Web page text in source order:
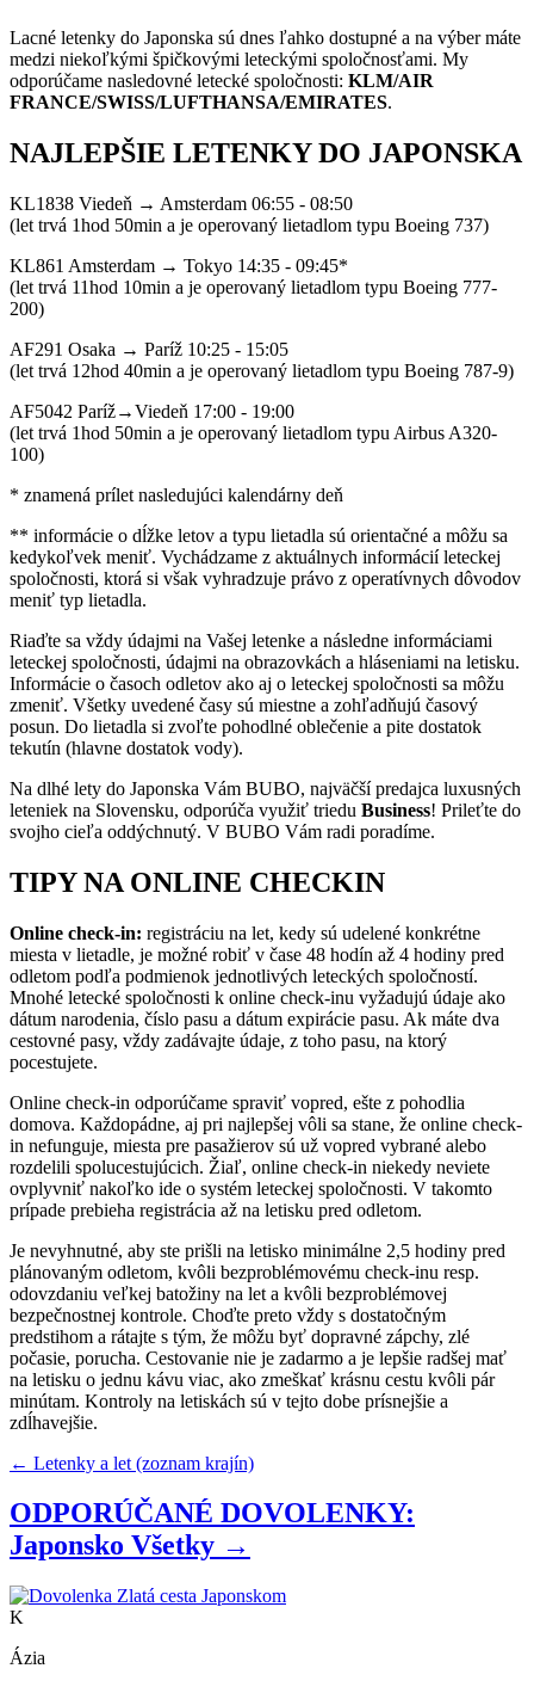
Lacné letenky do Japonska sú dnes ľahko dostupné a na výber máte
medzi niekoľkými špičkovými leteckými spoločnosťami. My
odporúčame nasledovné letecké spoločnosti: KLM/AIR
FRANCE/SWISS/LUFTHANSA/EMIRATES.
NAJLEPŠIE LETENKY DO JAPONSKA
KL1838 Viedeň → Amsterdam 06:55 - 08:50
(let trvá 1hod 50min a je operovaný lietadlom typu Boeing 737)
KL861 Amsterdam → Tokyo 14:35 - 09:45*
(let trvá 11hod 10min a je operovaný lietadlom typu Boeing 777-
200)
AF291 Osaka → Paríž 10:25 - 15:05
(let trvá 12hod 40min a je operovaný lietadlom typu Boeing 787-9)
AF5042 Paríž→Viedeň 17:00 - 19:00
(let trvá 1hod 50min a je operovaný lietadlom typu Airbus A320-
100)
* znamená prílet nasledujúci kalendárny deň
** informácie o dĺžke letov a typu lietadla sú orientačné a môžu sa
kedykoľvek meniť. Vychádzame z aktuálnych informácií leteckej
spoločnosti, ktorá si však vyhradzuje právo z operatívnych dôvodov
meniť typ lietadla.
Riaďte sa vždy údajmi na Vašej letenke a následne informáciami
leteckej spoločnosti, údajmi na obrazovkách a hláseniami na letisku.
Informácie o časoch odletov ako aj o leteckej spoločnosti sa môžu
zmeniť. Všetky uvedené časy sú miestne a zohľadňujú časový
posun. Do lietadla si zvoľte pohodlné oblečenie a pite dostatok
tekutín (hlavne dostatok vody).
Na dlhé lety do Japonska Vám BUBO, najväčší predajca luxusných
leteniek na Slovensku, odporúča využiť triedu Business! Prileťte do
svojho cieľa oddýchnutý. V BUBO Vám radi poradíme.
TIPY NA ONLINE CHECKIN
Online check-in: registráciu na let, kedy sú udelené konkrétne
miesta v lietadle, je možné robiť v čase 48 hodín až 4 hodiny pred
odletom podľa podmienok jednotlivých leteckých spoločností.
Mnohé letecké spoločnosti k online check-inu vyžadujú údaje ako
dátum narodenia, číslo pasu a dátum expirácie pasu. Ak máte dva
cestovné pasy, vždy zadávajte údaje, z toho pasu, na ktorý
pocestujete.
Online check-in odporúčame spraviť vopred, ešte z pohodlia
domova. Každopádne, aj pri najlepšej vôli sa stane, že online check-
in nefunguje, miesta pre pasažierov sú už vopred vybrané alebo
rozdelili spolucestujúcich. Žiaľ, online check-in niekedy neviete
ovplyvniť nakoľko ide o systém leteckej spoločnosti. V takomto
prípade prebieha registrácia až na letisku pred odletom.
Je nevyhnutné, aby ste prišli na letisko minimálne 2,5 hodiny pred
plánovaným odletom, kvôli bezproblémovému check-inu resp.
odovzdaniu veľkej batožiny na let a kvôli bezproblémovej
bezpečnostnej kontrole. Choďte preto vždy s dostatočným
predstihom a rátajte s tým, že môžu byť dopravné zápchy, zlé
počasie, porucha. Cestovanie nie je zadarmo a je lepšie radšej mať
na letisku o jednu kávu viac, ako zmeškať krásnu cestu kvôli pár
minútam. Kontroly na letiskách sú v tejto dobe prísnejšie a
zdĺhavejšie.
← Letenky a let (zoznam krajín)
ODPORÚČANÉ DOVOLENKY:
Japonsko Všetky →
K
Ázia